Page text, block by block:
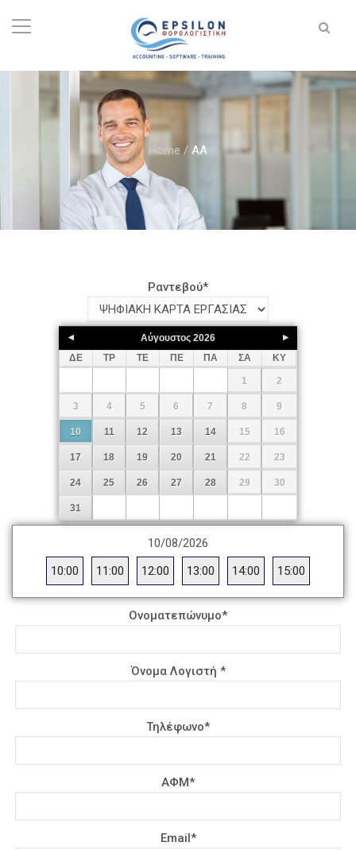
Home / AA
Ραντεβού*
Αύγουστος 2026
ΔΕ
ΤΡ ΤΕ ΠΕ ΠΑ ΣΑ ΚΥ
1 2
3 4 5 6 7 8 9
10 11 12 13 14 15 16
17 18 19 20 21 22 23
24 25 26 27 28 29 30
31
10/08/2026
10:00
11:00 12:00 13:00 14:00 15:00
Ονοματεπώνυμο*
Όνομα Λογιστή *
Τηλέφωνο*
ΑΦΜ*
Email *